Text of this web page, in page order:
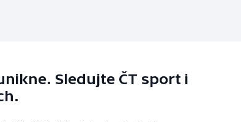
Sledujte ČT sport i